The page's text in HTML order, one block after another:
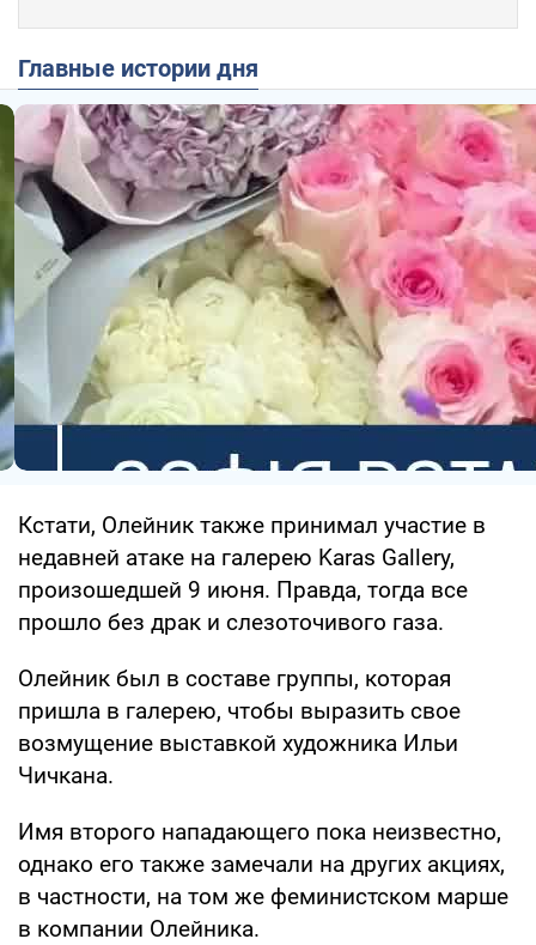
Главные истории дня
Кстати, Олейник также принимал участие в
недавней атаке на галерею Karas Gallery,
произошедшей 9 июня. Правда, тогда все
прошло без драк и слезоточивого газа.
Олейник был в составе группы, которая
пришла в галерею, чтобы выразить свое
возмущение выставкой художника Ильи
Чичкана.
Имя второго нападающего пока неизвестно,
однако его также замечали на других акциях,
в частности, на том же феминистском марше
в компании Олейника.